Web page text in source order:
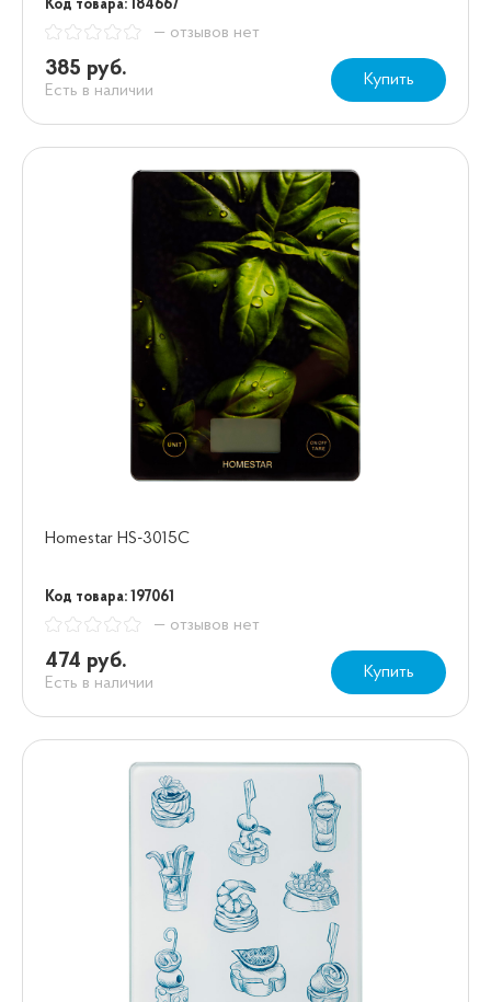
Код товара: 184667
— отзывов нет
385 руб.
Есть в наличии
Купить
Homestar HS-3015C
Код товара: 197061
— отзывов нет
474 руб.
Есть в наличии
Купить